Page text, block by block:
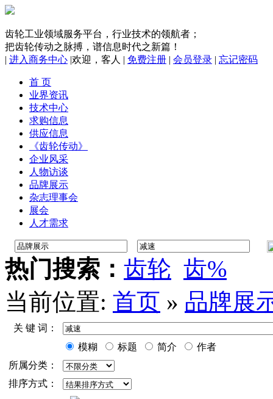
齿轮工业领域服务平台，行业技术的领航者；
把齿轮传动之脉搏，谱信息时代之新篇！
| 进入商务中心 |欢迎， 客人 | 免费注册 | 会员登录 | 忘记密码
首 页
业界资讯
技术中心
求购信息
供应信息
《齿轮传动》
企业风采
人物访谈
品牌展示
杂志理事会
展会
人才需求
热门搜索： 齿轮 齿%
当前位置: 首页 » 品牌展
关 键 词：
模糊
标题 简介
作者
所属分类：
排序方式：